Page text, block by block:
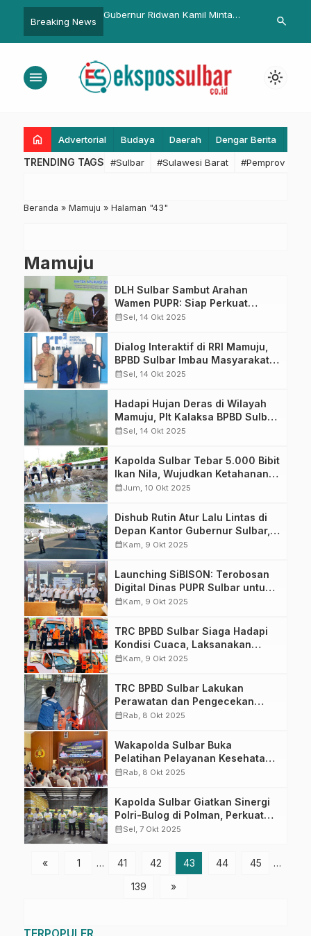
Breaking News
Persen Periode
Gubernur Ridwan Kamil Minta
Dukung Rebana
Bupati
Stakeholder
search
menu light_mode
home Advertorial Budaya Daerah Dengar Berita
TRENDING TAGS #Sulbar #Sulawesi Barat #Pemprov
Beranda » Mamuju » Halaman "43"
Mamuju
DLH Sulbar Sambut Arahan
Wamen PUPR: Siap Perkuat
Gerakan Penanganan Sampah
calendar_monthSel, 14 Okt 2025
Dialog Interaktif di RRI Mamuju,
BPBD Sulbar Imbau Masyarakat
Waspada Risiko Bencana
calendar_monthSel, 14 Okt 2025
Hadapi Hujan Deras di Wilayah
Mamuju, Plt Kalaksa BPBD Sulbar
Instruksikan TRC Tingkatkan
Lapangan
calendar_monthSel, 14 Okt 2025
Kapolda Sulbar Tebar 5.000 Bibit
Ikan Nila, Wujudkan Ketahanan
Pangan Berkelanjutan di Bumi
calendar_monthJum, 10 Okt 2025
Dishub Rutin Atur Lalu Lintas di
Depan Kantor Gubernur Sulbar,
Komitmen Jaga Kestabilan
calendar_monthKam, 9 Okt 2025
Launching SiBISON: Terobosan
Digital Dinas PUPR Sulbar untuk
Dongkrak Daya Saing Tenaga
calendar_monthKam, 9 Okt 2025
TRC BPBD Sulbar Siaga Hadapi
Kondisi Cuaca, Laksanakan
Rotasi Jaga dan Pemeriksaan
calendar_monthKam, 9 Okt 2025
TRC BPBD Sulbar Lakukan
Perawatan dan Pengecekan
Lampu Light Tower, Pastikan
Pancaroba
calendar_monthRab, 8 Okt 2025
Wakapolda Sulbar Buka
Pelatihan Pelayanan Kesehatan,
Wujudkan Program Polisi
Responsif
calendar_monthRab, 8 Okt 2025
Kapolda Sulbar Giatkan Sinergi
Polri-Bulog di Polman, Perkuat
Ketahanan Pangan
calendar_monthSel, 7 Okt 2025
« 1 … 41 42 43 44 45
…
139
»